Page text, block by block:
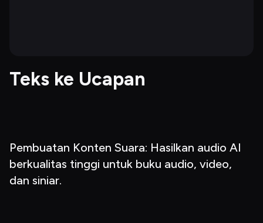
Teks ke Ucapan
Pembuatan Konten Suara: Hasilkan audio AI
berkualitas tinggi untuk buku audio, video,
dan siniar.